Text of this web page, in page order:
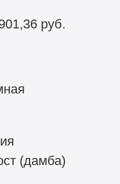
руб.
(дамба)